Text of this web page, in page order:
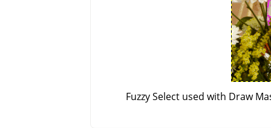
Fuzzy Select used with Draw